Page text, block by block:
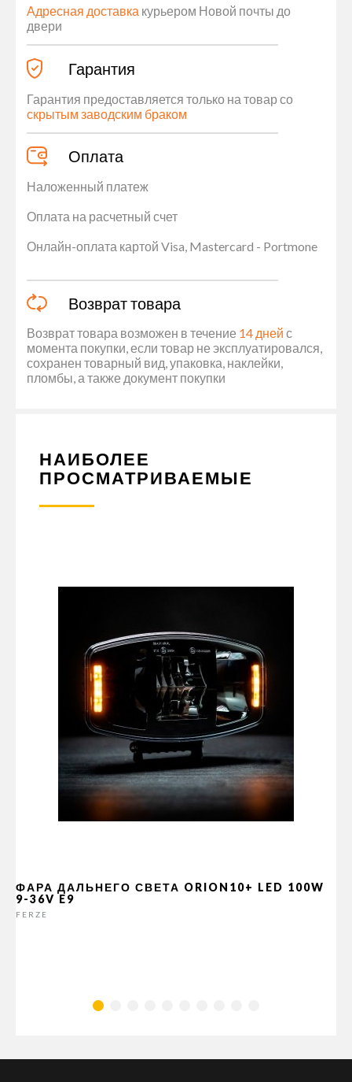
Адресная доставка курьером Новой почты до
двери
Гарантия
Гарантия предоставляется только на товар со
скрытым заводским браком
Оплата
Наложенный платеж
Оплата на расчетный счет
Онлайн-оплата картой Visa, Mastercard - Portmone
Возврат товара
Возврат товара возможен в течение 14 дней с
момента покупки, если товар не эксплуатировался,
сохранен товарный вид, упаковка, наклейки,
пломбы, а также документ покупки
НАИБОЛЕЕ
ПРОСМАТРИВАЕМЫЕ
ФАРА ДАЛЬНЕГО СВЕТА ORION10+ LED 100W
9-36V E9
FERZE